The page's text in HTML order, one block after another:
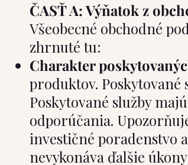
ČASŤ A: Výňatok z
Všeobecné obchodné
zhrnuté tu:
Charakter
produktov.
Poskytované služby
odporúčania.
investičné poradenstvo
nevykonáva ďalšie